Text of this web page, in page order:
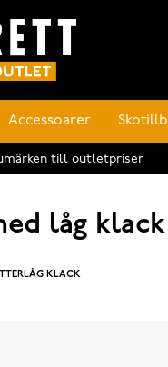
Accessoarer
till outletpriser
låg klack
LÅG KLACK